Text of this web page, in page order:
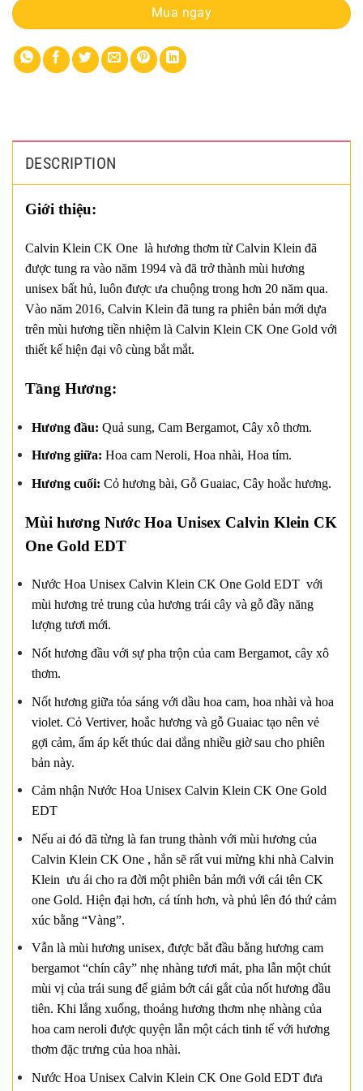
Mua ngay
DESCRIPTION
Giới thiệu:
Calvin Klein CK One là hương thơm từ Calvin Klein đã
được tung ra vào năm 1994 và đã trở thành mùi hương
unisex bất hủ, luôn được ưa chuộng trong hơn 20 năm qua.
Vào năm 2016, Calvin Klein đã tung ra phiên bản mới dựa
trên mùi hương tiền nhiệm là Calvin Klein CK One Gold với
thiết kế hiện đại vô cùng bắt mắt.
Tầng Hương:
Hương đầu: Quả sung, Cam Bergamot, Cây xô thơm.
Hương giữa: Hoa cam Neroli, Hoa nhài, Hoa tím.
Hương cuối: Cỏ hương bài, Gỗ Guaiac, Cây hoắc hương.
Mùi hương Nước Hoa Unisex Calvin Klein CK
One Gold EDT
Nước Hoa Unisex Calvin Klein CK One Gold EDT với
mùi hương trẻ trung của hương trái cây và gỗ đầy năng
lượng tươi mới.
Nốt hương đầu với sự pha trộn của cam Bergamot, cây xô
thơm.
Nốt hương giữa tỏa sáng với dầu hoa cam, hoa nhài và hoa
violet. Cỏ Vertiver, hoắc hương và gỗ Guaiac tạo nên vẻ
gợi cảm, ấm áp kết thúc dai dẳng nhiều giờ sau cho phiên
bản này.
Cảm nhận Nước Hoa Unisex Calvin Klein CK One Gold
EDT
Nếu ai đó đã từng là fan trung thành với mùi hương của
Calvin Klein CK One , hẳn sẽ rất vui mừng khi nhà Calvin
Klein ưu ái cho ra đời một phiên bản mới với cái tên CK
one Gold. Hiện đại hơn, cá tính hơn, và phủ lên đó thứ cảm
xúc bằng “Vàng”.
Vẫn là mùi hương unisex, được bắt đầu bằng hương cam
bergamot “chín cây” nhẹ nhàng tươi mát, pha lẫn một chút
mùi vị của trái sung để giảm bớt cái gắt của nốt hương đầu
tiên. Khi lắng xuống, thoảng hương thơm nhẹ nhàng của
hoa cam neroli được quyện lẫn một cách tinh tế với hương
thơm đặc trưng của hoa nhài.
Nước Hoa Unisex Calvin Klein CK One Gold EDT đưa